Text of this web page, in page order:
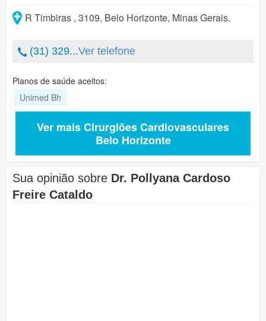
R Timbiras , 3109, Belo Horizonte, Minas Gerais.
(31) 329...Ver telefone
Planos de saúde aceitos:
Unimed Bh
Ver mais Cirurgiões Cardiovasculares
Belo Horizonte
Sua opinião sobre Dr. Pollyana Cardoso
Freire Cataldo